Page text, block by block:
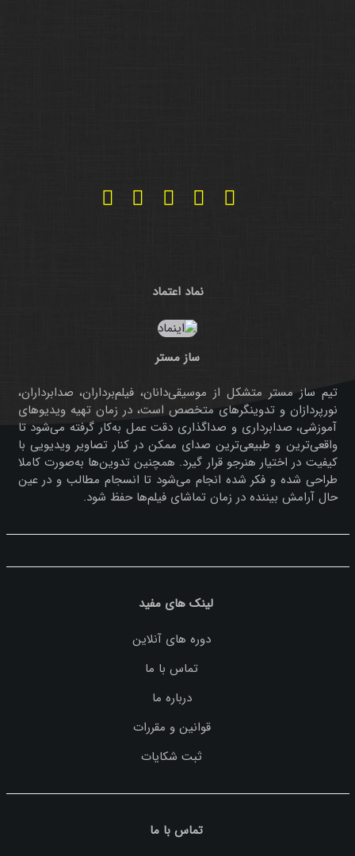
نماد اعتماد
ساز مستر
تیم ساز مستر متشکل از موسیقی‌دانان، فیلم‌برداران، صدابرداران،
نورپردازان و تدوینگرهای متخصص است، در زمان تهیه ویدیوهای
آموزشی، صدابرداری و صداگذاری دقت عمل به‌کار گرفته می‌شود تا
واقعی‌ترین و طبیعی‌ترین صدای ممکن در کنار تصاویر ویدیویی با
کیفیت در اختیار هنرجو قرار گیرد. همچنین تدوین‌ها به‌صورت کاملا
طراحی شده و فکر شده انجام می‌شود تا انسجام مطالب و در عین
حال آرامش بیننده در زمان تماشای فیلم‌ها حفظ شود.
لینک های مفید
دوره های آنلاین
تماس با ما
درباره ما
قوانین و مقررات
ثبت شکایات
تماس با ما